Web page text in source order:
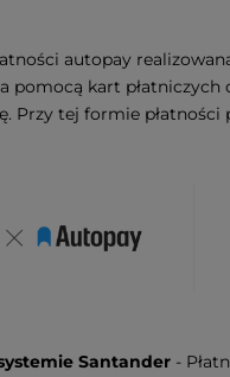
autopay
pomocą kart
Przy tej formie płatności
Santander -